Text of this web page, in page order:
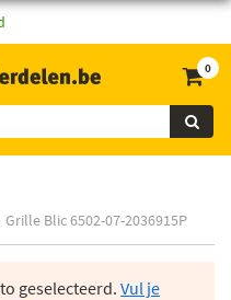
0
Grille Blic 6502-07-2036915P
geselecteerd. Vul je